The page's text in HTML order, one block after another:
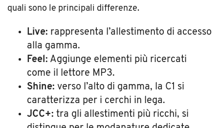
quali sono le principali differenze.
Live: rappresenta l’allestimento di accesso
alla gamma.
Feel: Aggiunge elementi più ricercati
come il lettore MP3.
Shine: verso l’alto di gamma, la C1 si
caratterizza per i cerchi in lega.
JCC+: tra gli allestimenti più ricchi, si